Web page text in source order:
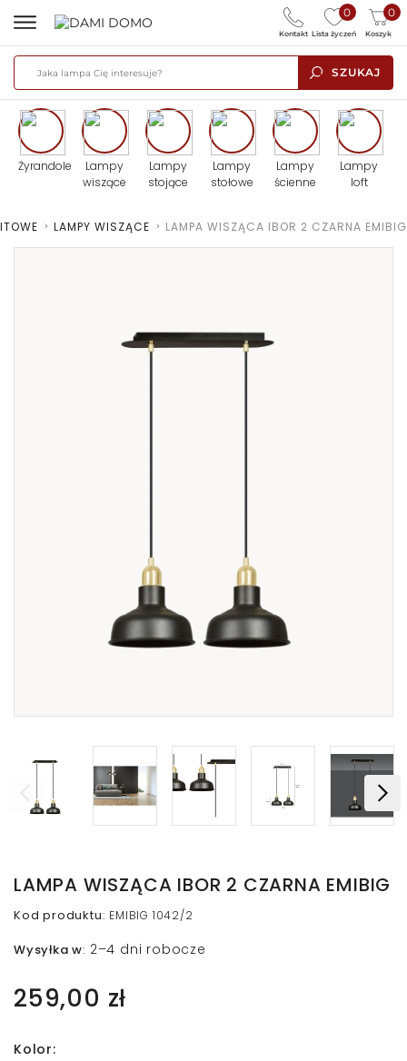
SZUKAJ
0
Lista życzeń
0
Koszyk
Kontakt
Żyrandole
Lampy
wiszące
Lampy
stojące
Lampy
stołowe
Lampy
ścienne
Lampy
loft
> LAMPY WISZĄCE > LAMPA WISZĄCA IBOR 2 CZARNA EMIBIG
LAMPA WISZĄCA IBOR 2 CZARNA EMIBIG
Kod produktu: EMIBIG 1042/2
Wysyłka w: 2–4 dni robocze
259,00 zł
Kolor: